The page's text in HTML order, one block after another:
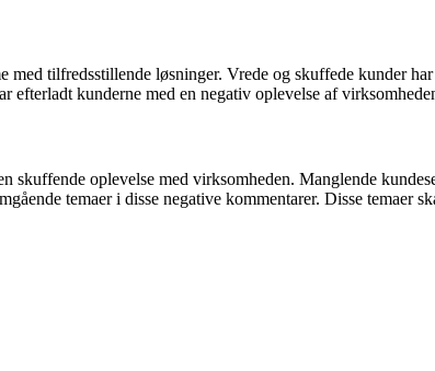
tilfredsstillende løsninger. Vrede og skuffede kunder
efterladt kunderne med en negativ oplevelse af
oplevelse med virksomheden. Manglende
temaer i disse negative kommentarer. Disse temaer